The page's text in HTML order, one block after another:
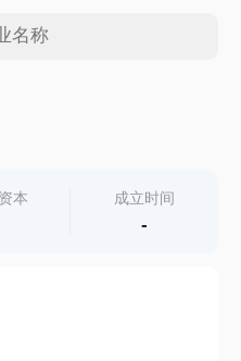
本 成立时间
-